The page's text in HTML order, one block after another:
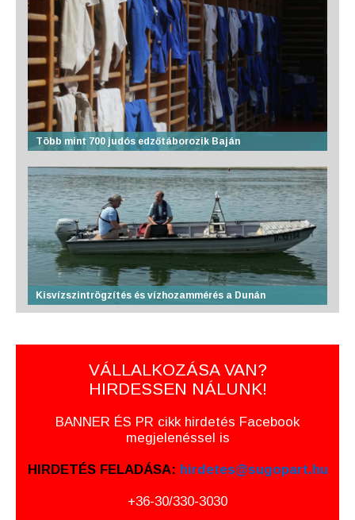
Több mint 700 judós edzőtáborozik Baján
Kisvízszintrögzítés és vízhozammérés a Dunán
VÁLLALKOZÁSA VAN?
HIRDESSEN NÁLUNK!
BANNER ÉS PR cikk hirdetés Facebook
megjelenéssel is
HIRDETÉS FELADÁSA: hirdetes@sugopart.hu
+36-30/330-3030